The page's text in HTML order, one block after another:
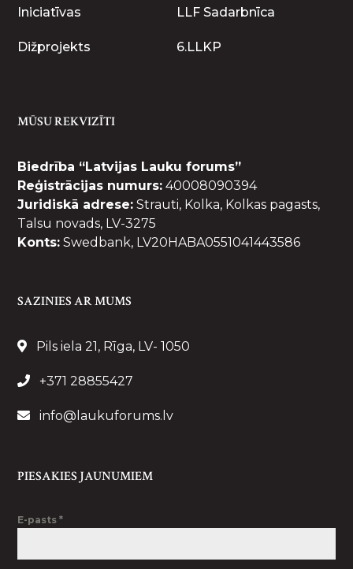
Iniciatīvas LLF Sadarbnīca
Dižprojekts 6.LLKP
MŪSU REKVIZĪTI
Biedrība “Latvijas Lauku forums”
Reģistrācijas numurs: 40008090394
Juridiskā adrese: Strauti, Kolka, Kolkas pagasts,
Talsu novads, LV-3275
Konts: Swedbank, LV20HABA0551041443586
SAZINIES AR MUMS
Pils iela 21, Rīga, LV- 1050
+371 28855427
info@laukuforums.lv
PIESAKIES JAUNUMIEM
E-pasts*